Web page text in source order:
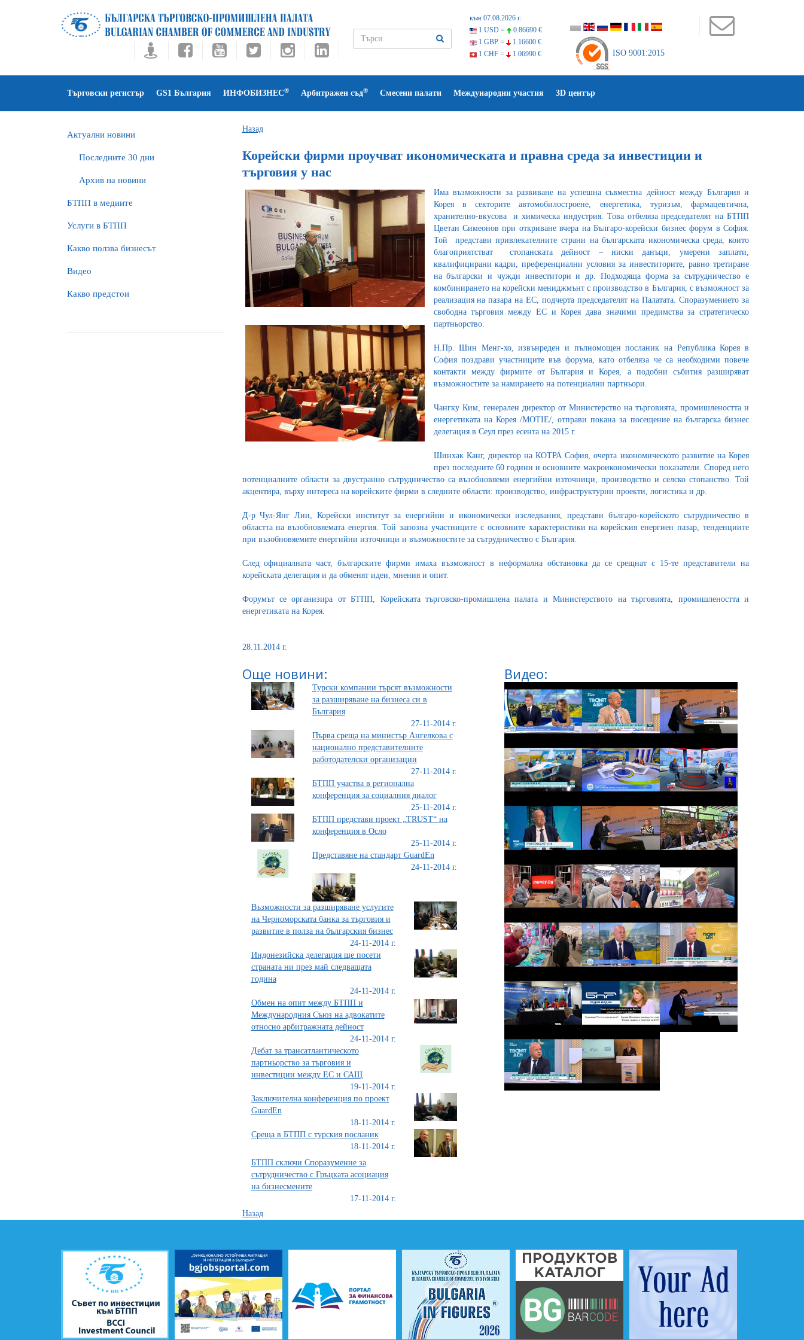
към 07.08.2026 г.
1 USD =
0.86690 €
1 GBP =
1.16600 €
1 CHF =
1.06990 € ISO 9001:2015
Търговски регистър GS1 България ИНФОБИЗНЕС® Арбитражен съд® Смесени палати Международни участия 3D център
Актуални новини
Последните 30 дни
Архив на новини
БTПП в медиите
Услуги в БТПП
Какво ползва бизнесът
Видео
Какво предстои
Назад
Корейски фирми проучват икономическата и правна среда за инвестиции и
търговия у нас
Има възможности за развиване на успешна съвместна дейност между България и
Корея в секторите автомобилостроене, енергетика, туризъм, фармацевтична,
хранително-вкусова и химическа индустрия. Това отбеляза председателят на БТПП
Цветан Симеонов при откриване вчера на Българо-корейски бизнес форум в София.
Той представи привлекателните страни на българската икономическа среда, които
благоприятстват стопанската дейност – ниски данъци, умерени заплати,
квалифицирани кадри, преференциални условия за инвеститорите, равно третиране
на български и чужди инвеститори и др. Подходяща форма за сътрудничество е
комбинирането на корейски мениджмънт с производство в България, с възможност за
реализация на пазара на ЕС, подчерта председателят на Палатата. Споразумението за
свободна търговия между ЕС и Корея дава значими предимства за стратегическо
партньорство.
Н.Пр. Шин Менг-хо, извънреден и пълномощен посланик на Република Корея в
София поздрави участниците във форума, като отбеляза че са необходими повече
контакти между фирмите от България и Корея, а подобни събития разширяват
възможностите за намирането на потенциални партньори.
Чангку Ким, генерален директор от Министерство на търговията, промишлеността и
енергетиката на Корея /MOTIE/, отправи покана за посещение на българска бизнес
делегация в Сеул през есента на 2015 г.
Шинхак Канг, директор на КОТРА София, очерта икономическото развитие на Корея
през последните 60 години и основните макроикономически показатели. Според него
потенциалните области за двустранно сътрудничество са възобновяеми енергийни източници, производство и селско стопанство. Той
акцентира, върху интереса на корейските фирми в следните области: производство, инфраструктурни проекти, логистика и др.
Д-р Чул-Янг Лии, Корейски институт за енергийни и икономически изследвания, представи българо-корейското сътрудничество в
областта на възобновяемата енергия. Той запозна участниците с основните характеристики на корейския енергиен пазар, тенденциите
при възобновяемите енергийни източници и възможностите за сътрудничество с България.
След официалната част, българските фирми имаха възможност в неформална обстановка да се срещнат с 15-те представители на
корейската делегация и да обменят идеи, мнения и опит.
Форумът се организира от БТПП, Корейската търговско-промишлена палата и Министерството на търговията, промишлеността и
енергетиката на Корея.
28.11.2014 г.
Още новини:
Турски компании търсят възможности
за разширяване на бизнеса си в
България
27-11-2014 г.
Първа среща на министър Ангелкова с
национално представителните
работодателски организации
27-11-2014 г.
БТПП участва в регионална
конференция за социалния диалог
25-11-2014 г.
БТПП представи проект „TRUST“ на
конференция в Осло
25-11-2014 г.
Представяне на стандарт GuardEn
24-11-2014 г.
Възможности за разширяване услугите
на Черноморската банка за търговия и
развитие в полза на българския бизнес
24-11-2014 г.
Индонезийска делегация ще посети
страната ни през май следващата
година
24-11-2014 г.
Обмен на опит между БТПП и
Международния Съюз на адвокатите
относно арбитражната дейност
24-11-2014 г.
Дебат за трансатлантическото
партньорство за търговия и
инвестиции между ЕС и САЩ
19-11-2014 г.
Заключителна конференция по проект
GuardEn
18-11-2014 г.
Среща в БТПП с турския посланик
18-11-2014 г.
БТПП сключи Споразумение за
сътрудничество с Гръцката асоциация
на бизнесмените
17-11-2014 г.
Видео:
Назад